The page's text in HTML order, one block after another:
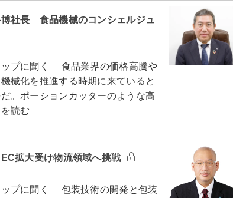
社長 食品機械のコンシェルジュ
プに聞く 食品業界の価格高騰や
械化を推進する時期に来ていると
。ポーションカッターのような高
読む
拡大受け物流領域へ挑戦
プに聞く 包装技術の開発と包装